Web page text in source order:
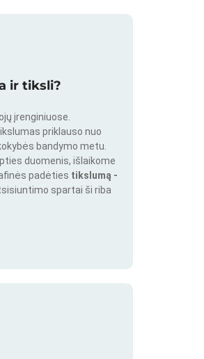
ir tiksli?
įrenginiuose.
priklauso nuo
bandymo metu.
duomenis, išlaikome
padėties tikslumą -
spartai ši riba